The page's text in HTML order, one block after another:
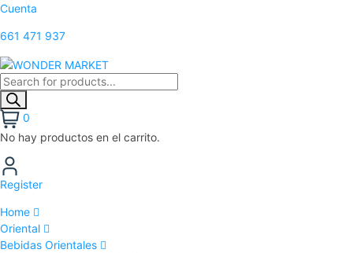
Cuenta
661 471 937
0
No hay productos en el carrito.
Register
Home
Oriental
Bebidas Orientales